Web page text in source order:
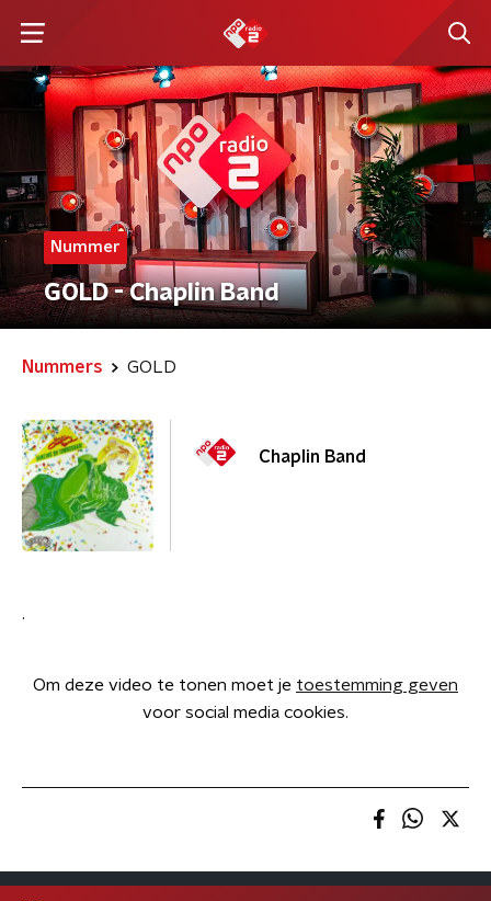
Nummer
GOLD - Chaplin Band
Nummers GOLD
Chaplin Band
.
Om deze video te tonen moet je toestemming geven
voor social media cookies.